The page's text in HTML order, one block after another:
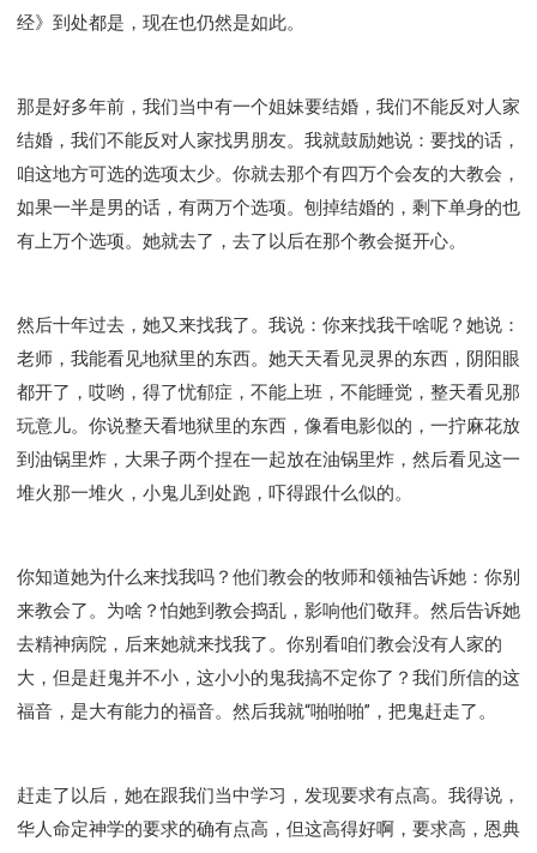
经》到处都是，现在也仍然是如此。
那是好多年前，我们当中有一个姐妹要结婚，我们不能反对人家
结婚，我们不能反对人家找男朋友。我就鼓励她说：要找的话，
咱这地方可选的选项太少。你就去那个有四万个会友的大教会，
如果一半是男的话，有两万个选项。刨掉结婚的，剩下单身的也
有上万个选项。她就去了，去了以后在那个教会挺开心。
然后十年过去，她又来找我了。我说：你来找我干啥呢？她说：
老师，我能看见地狱里的东西。她天天看见灵界的东西，阴阳眼
都开了，哎哟，得了忧郁症，不能上班，不能睡觉，整天看见那
玩意儿。你说整天看地狱里的东西，像看电影似的，一拧麻花放
到油锅里炸，大果子两个捏在一起放在油锅里炸，然后看见这一
堆火那一堆火，小鬼儿到处跑，吓得跟什么似的。
你知道她为什么来找我吗？他们教会的牧师和领袖告诉她：你别
来教会了。为啥？怕她到教会捣乱，影响他们敬拜。然后告诉她
去精神病院，后来她就来找我了。你别看咱们教会没有人家的
大，但是赶鬼并不小，这小小的鬼我搞不定你了？我们所信的这
福音，是大有能力的福音。然后我就“啪啪啪”，把鬼赶走了。
赶走了以后，她在跟我们当中学习，发现要求有点高。我得说，
华人命定神学的要求的确有点高，但这高得好啊，要求高，恩典